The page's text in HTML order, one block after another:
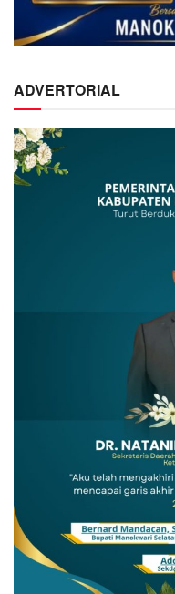
ADVERTORIAL